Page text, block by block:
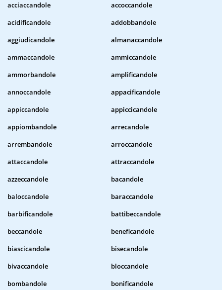
acciaccandole
accoccandole
acidificandole
addobbandole
aggiudicandole
almanaccandole
ammaccandole
ammiccandole
ammorbandole
amplificandole
annoccandole
appacificandole
appiccandole
appiccicandole
appiombandole
arrecandole
arrembandole
arroccandole
attaccandole
attraccandole
azzeccandole
bacandole
baloccandole
baraccandole
barbificandole
battibeccandole
beccandole
beneficandole
biascicandole
bisecandole
bivaccandole
bloccandole
bombandole
bonificandole